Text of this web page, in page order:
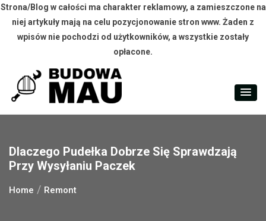
Strona/Blog w całości ma charakter reklamowy, a zamieszczone na
niej artykuły mają na celu pozycjonowanie stron www. Żaden z
wpisów nie pochodzi od użytkowników, a wszystkie zostały
opłacone.
content
Dlaczego Pudełka Dobrze Się Sprawdzają
Przy Wysyłaniu Paczek
Home Remont